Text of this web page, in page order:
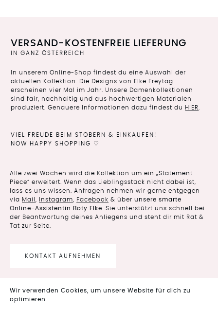
Wir verwenden Cookies, um unsere Website für dich zu
optimieren.
VERSAND-KOSTENFREIE LIEFERUNG
IN GANZ ÖSTERREICH
In unserem Online-Shop findest du eine Auswahl der
aktuellen Kollektion. Die Designs von Elke Freytag
erscheinen vier Mal im Jahr. Unsere Damenkollektionen
sind fair, nachhaltig und aus hochwertigen Materialen
produziert. Genauere Informationen dazu findest du HIER.
VIEL FREUDE BEIM STÖBERN & EINKAUFEN!
NOW HAPPY SHOPPING ♡
Alle zwei Wochen wird die Kollektion um ein „Statement
Piece“ erweitert. Wenn das Lieblingsstück nicht dabei ist,
lass es uns wissen. Anfragen nehmen wir gerne entgegen
via Mail Instagram Facebook & über unsere smarte
Online-Assistentin Boty Elke . Sie unterstützt uns schnell bei
der Beantwortung deines Anliegens und steht dir mit Rat &
Tat zur Seite.
KONTAKT AUFNEHMEN